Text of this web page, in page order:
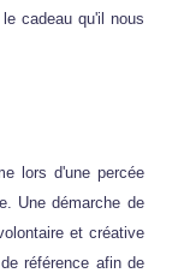
cadeau qu'il nous
lors d'une percée
Une démarche de
et créative
référence afin de